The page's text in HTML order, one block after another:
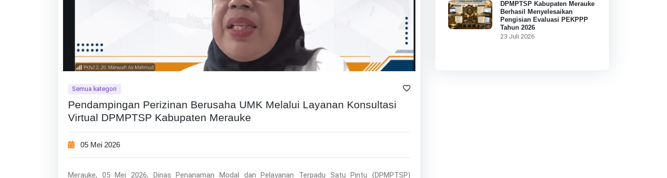
Semua kategori
Pendampingan Perizinan Berusaha UMK Melalui Layanan Konsultasi
Virtual DPMPTSP Kabupaten Merauke
05 Mei 2026
Merauke, 05 Mei 2026, Dinas Penanaman Modal dan Pelayanan Terpadu Satu Pintu (DPMPTSP)
DPMPTSP Kabupaten Merauke
Berhasil Menyelesaikan
Pengisian Evaluasi PEKPPP
Tahun 2026
23 Juli 2026